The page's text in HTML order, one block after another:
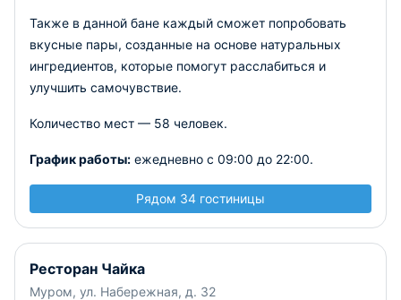
Также в данной бане каждый сможет попробовать
вкусные пары, созданные на основе натуральных
ингредиентов, которые помогут расслабиться и
улучшить самочувствие.
Количество мест — 58 человек.
График работы: ежедневно с 09:00 до 22:00.
Рядом 34 гостиницы
Ресторан Чайка
Муром, ул. Набережная, д. 32